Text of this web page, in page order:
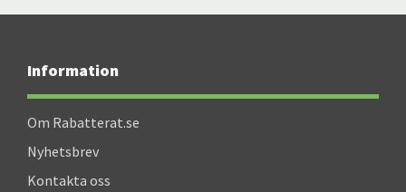
Information
Om Rabatterat.se
Nyhetsbrev
Kontakta oss